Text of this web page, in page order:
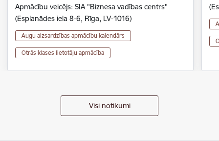
Apmācību veicējs: SIA "Biznesa vadības centrs"
(Esplanādes iela 8-6, Rīga, LV-1016)
Augu aizsardzības apmācību kalendārs
Otrās klases lietotāju apmācība
Visi notikumi